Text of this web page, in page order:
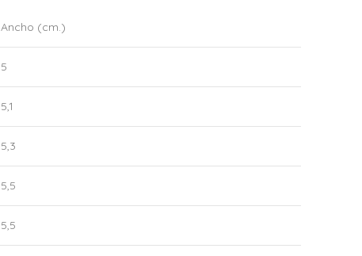
Ancho (cm.)
5
5,1
5,3
5,5
5,5